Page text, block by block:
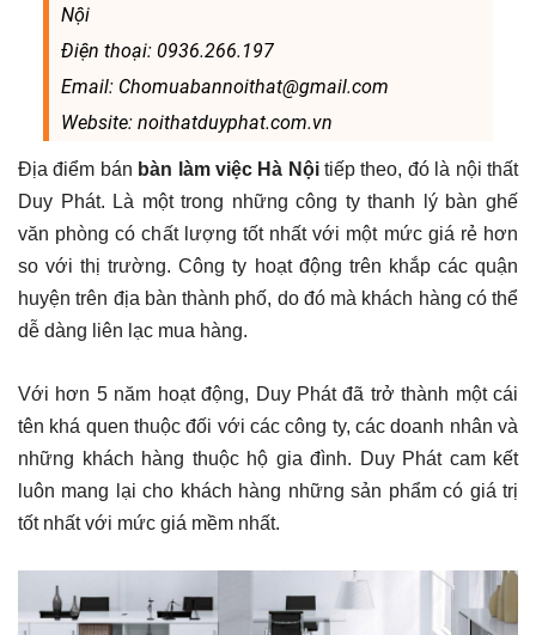
Nội
Điện thoại: 0936.266.197
Email: Chomuabannoithat@gmail.com
Website: noithatduyphat.com.vn
Địa điểm bán bàn làm việc Hà Nộitiếp theo, đó là nội thất
Duy Phát. Là một trong những công ty thanh lý bàn ghế
văn phòng có chất lượng tốt nhất với một mức giá rẻ hơn
so với thị trường. Công ty hoạt động trên khắp các quận
huyện trên địa bàn thành phố, do đó mà khách hàng có thể
dễ dàng liên lạc mua hàng.
Với hơn 5 năm hoạt động, Duy Phát đã trở thành một cái
tên khá quen thuộc đối với các công ty, các doanh nhân và
những khách hàng thuộc hộ gia đình. Duy Phát cam kết
luôn mang lại cho khách hàng những sản phẩm có giá trị
tốt nhất với mức giá mềm nhất.